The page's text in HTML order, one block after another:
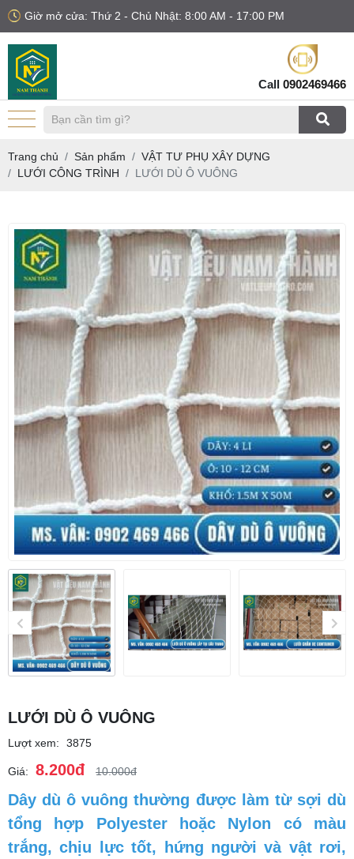
Giờ mở cửa: Thứ 2 - Chủ Nhật: 8:00 AM - 17:00 PM
Call 0902469466
Trang chủ Sản phẩm
VẬT TƯ PHỤ XÂY DỰNG
LƯỚI CÔNG TRÌNH
LƯỚI DÙ Ô VUÔNG
LƯỚI DÙ Ô VUÔNG
Lượt xem: 3875
Giá: 8.200đ 10.000đ
Dây dù ô vuông thường được làm từ sợi dù
tổng hợp Polyester hoặc Nylon có màu
trắng, chịu lực tốt, hứng người và vật rơi,